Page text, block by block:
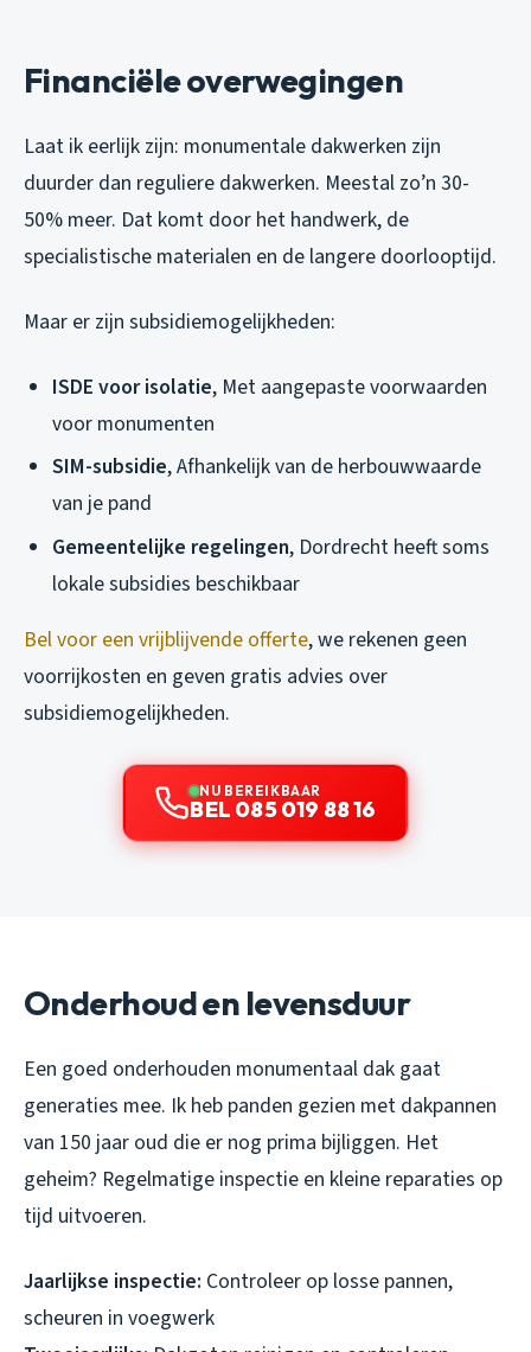
Financiële overwegingen
Laat ik eerlijk zijn: monumentale dakwerken zijn
duurder dan reguliere dakwerken. Meestal zo’n 30-
50% meer. Dat komt door het handwerk, de
specialistische materialen en de langere doorlooptijd.
Maar er zijn subsidiemogelijkheden:
ISDE voor isolatie, Met aangepaste voorwaarden
voor monumenten
SIM-subsidie, Afhankelijk van de herbouwwaarde
van je pand
Gemeentelijke regelingen, Dordrecht heeft soms
lokale subsidies beschikbaar
Bel voor een vrijblijvende offerte, we rekenen geen
voorrijkosten en geven gratis advies over
subsidiemogelijkheden.
NU BEREIKBAAR
BEL 085 019 88 16
Onderhoud en levensduur
Een goed onderhouden monumentaal dak gaat
generaties mee. Ik heb panden gezien met dakpannen
van 150 jaar oud die er nog prima bijliggen. Het
geheim? Regelmatige inspectie en kleine reparaties op
tijd uitvoeren.
Jaarlijkse inspectie: Controleer op losse pannen,
scheuren in voegwerk